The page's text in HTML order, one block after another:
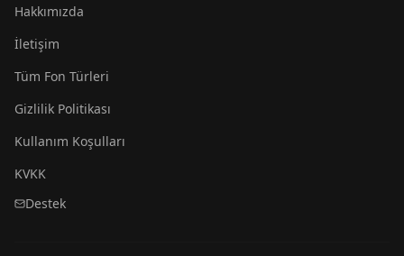
Hakkımızda
İletişim
Tüm Fon Türleri
Gizlilik Politikası
Kullanım Koşulları
KVKK
Destek